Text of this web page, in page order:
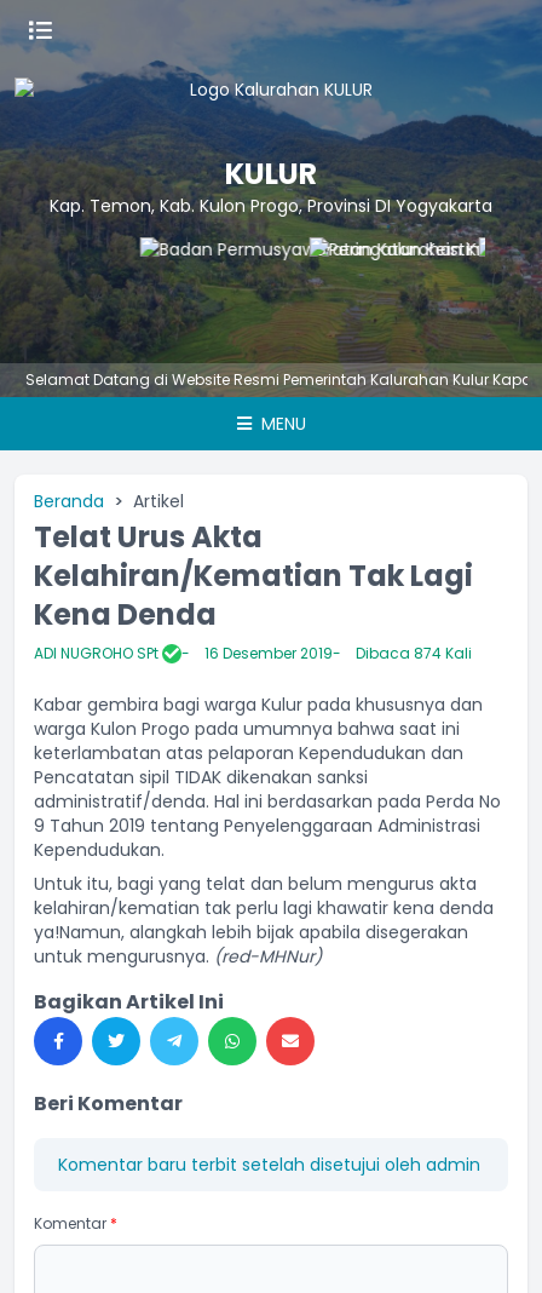
KULUR
Kap. Temon, Kab. Kulon Progo, Provinsi DI Yogyakarta
Datang di Website Resmi Pemerintah Kalurahan Kulur
MENU
Beranda Artikel
Telat Urus Akta
Kelahiran/Kematian Tak Lagi
Kena Denda
ADI NUGROHO SPt 16 Desember 2019 Dibaca 874 Kali
Kabar gembira bagi warga Kulur pada khususnya dan
warga Kulon Progo pada umumnya bahwa saat ini
keterlambatan atas pelaporan Kependudukan dan
Pencatatan sipil TIDAK dikenakan sanksi
administratif/denda. Hal ini berdasarkan pada Perda No
9 Tahun 2019 tentang Penyelenggaraan Administrasi
Kependudukan.
Untuk itu, bagi yang telat dan belum mengurus akta
kelahiran/kematian tak perlu lagi khawatir kena denda
ya!Namun, alangkah lebih bijak apabila disegerakan
untuk mengurusnya. (red-MHNur)
Bagikan Artikel Ini
Beri Komentar
Komentar baru terbit setelah disetujui oleh admin
Komentar *